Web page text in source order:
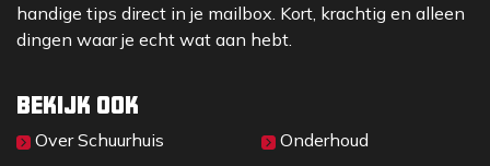
handige tips direct in je mailbox. Kort, krachtig en alleen
dingen waar je echt wat aan hebt.
Bekijk ook
Over Sc​huurhuis
Onderhoud